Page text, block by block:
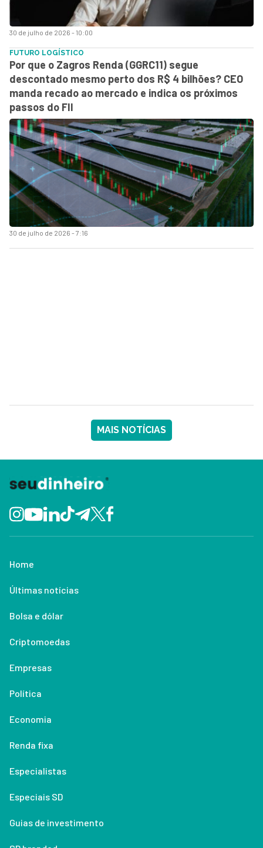
30 de julho de 2026 - 10:00
30 de julho de 2026 - 7:16
FUTURO LOGÍSTICO
Por que o Zagros Renda (GGRC11) segue
descontado mesmo perto dos R$ 4 bilhões? CEO
manda recado ao mercado e indica os próximos
passos do FII
MAIS NOTÍCIAS
Home
Últimas notícias
Bolsa e dólar
Criptomoedas
Empresas
Política
Economia
Renda fixa
Especialistas
Especiais SD
Guias de investimento